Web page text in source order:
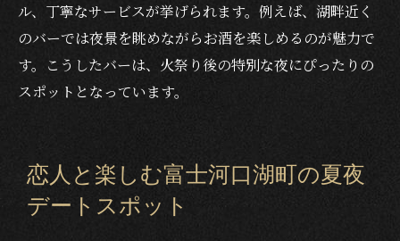
ル、丁寧なサービスが挙げられます。例えば、湖畔近く
のバーでは夜景を眺めながらお酒を楽しめるのが魅力で
す。こうしたバーは、火祭り後の特別な夜にぴったりの
スポットとなっています。
恋人と楽しむ富士河口湖町の夏夜
デートスポット